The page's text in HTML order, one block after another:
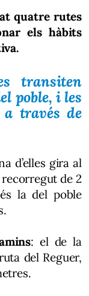
quatre rutes
els hàbits
transiten
poble, i les
través de
d’elles gira al
de 2
la del poble
: el de la
del Reguer,